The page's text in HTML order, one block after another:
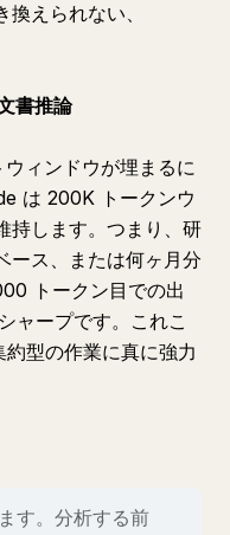
えられない、
書推論
ィンドウが埋まるに
は 200K トークンウ
持します。つまり、研
ース、または何ヶ月分
トークン目での出
ャープです。これこ
型の作業に真に強力
す。分析する前